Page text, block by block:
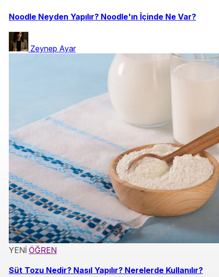
Noodle Neyden Yapılır? Noodle'ın İçinde Ne Var?
Zeynep Ayar
YENİ ÖĞREN
Süt Tozu Nedir? Nasıl Yapılır? Nerelerde Kullanılır?